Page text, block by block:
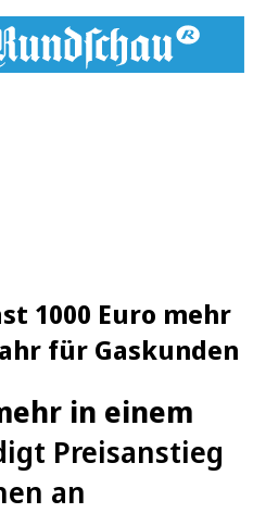
1000 Euro mehr
für Gaskunden
in einem
Preisanstieg
an